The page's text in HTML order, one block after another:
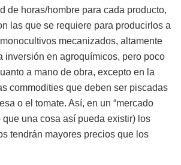
de horas/hombre para cada producto,
las que se requiere para producirlos a
mecanizados, altamente
inversión en agroquímicos, pero poco
a mano de obra, excepto en la
commodities que deben ser piscadas
o el tomate. Así, en un “mercado
que una cosa así pueda existir) los
tendrán mayores precios que los